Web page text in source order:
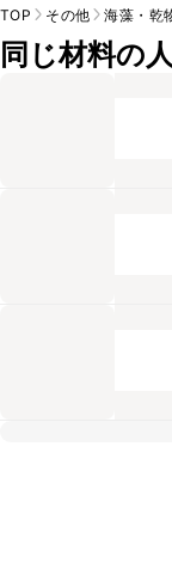
TOP その他 海藻・乾
同じ材料の